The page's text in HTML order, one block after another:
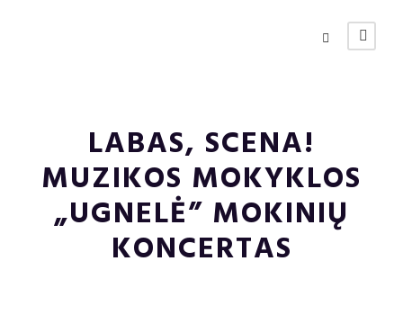
LABAS, SCENA!
MUZIKOS MOKYKLOS
„UGNELĖ” MOKINIŲ
KONCERTAS